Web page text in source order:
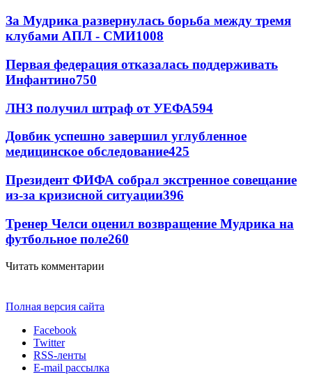
За Мудрика развернулась борьба между тремя
клубами АПЛ - СМИ1008
Первая федерация отказалась поддерживать
Инфантино750
ЛНЗ получил штраф от УЕФА594
Довбик успешно завершил углубленное
медицинское обследование425
Президент ФИФА собрал экстренное совещание
из-за кризисной ситуации396
Тренер Челси оценил возвращение Мудрика на
футбольное поле260
Читать комментарии
Полная версия сайта
Facebook
Twitter
RSS-ленты
E-mail рассылка